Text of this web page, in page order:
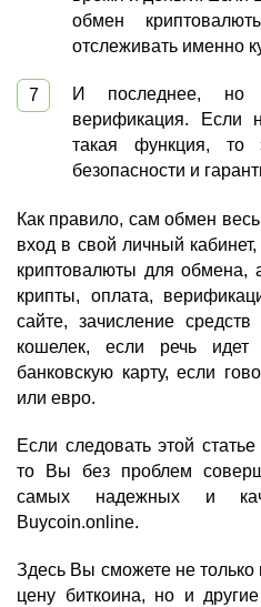
обмен
отслеживать именно
И последнее, но
верификация. Если
такая функция, то
безопасности и
Как правило, сам обмен
вход в свой личный
криптовалюты для
крипты, оплата,
сайте, зачисление
кошелек, если речь
банковскую карту, если
или евро.
Если следовать этой
то Вы без проблем
самых надежных и
Buycoin.online.
Здесь Вы сможете не только
цену биткоина, но и